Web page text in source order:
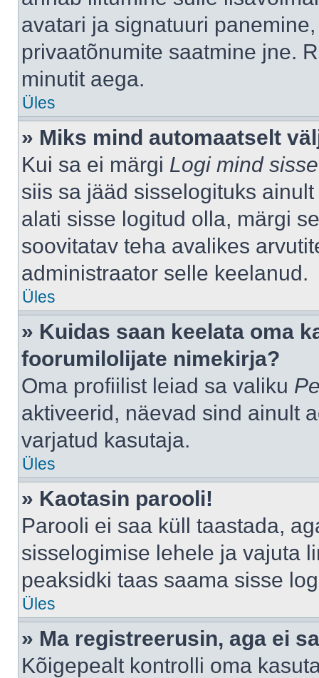
avatari ja signatuuri
privaatõnumite saatmine jne.
minutit aega.
Üles
» Miks mind automaatselt
Kui sa ei märgi Logi mind
siis sa jääd sisselogituks
alati sisse logitud olla, märgi
soovitatav teha avalikes
administraator selle keelanud.
Üles
» Kuidas saan keelata oma
foorumilolijate nimekirja?
Oma profiilist leiad sa valiku
aktiveerid, näevad sind ainult
varjatud kasutaja.
Üles
» Kaotasin parooli!
Parooli ei saa küll taastada,
sisselogimise lehele ja vajuta
peaksidki taas saama sisse
Üles
» Ma registreerusin, aga ei
Kõigepealt kontrolli oma